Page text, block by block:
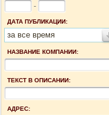
-
ДАТА ПУБЛИКАЦИИ:
за все время
НАЗВАНИЕ КОМПАНИИ:
ТЕКСТ В ОПИСАНИИ:
АДРЕС: